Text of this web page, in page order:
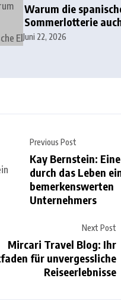
Warum die
Sommerlotterie
Lottoland erobert
Juni 22, 2026
Previous Post
Kay Bernstein:
durch das Leben
bemerkenswerten
Unternehmers
Next Post
Mircari Travel Blog: Ihr
für unvergessliche
Reiseerlebnisse